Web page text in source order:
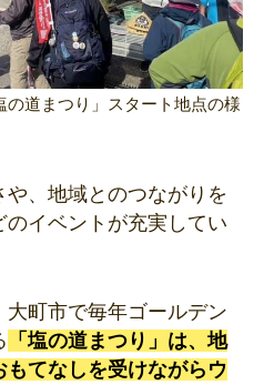
道まつり」スタート地点の様
、地域とのつながりを
イベントが充実してい
町市で毎年ゴールデン
「塩の道まつり」は、地
てなしを受けながらウ